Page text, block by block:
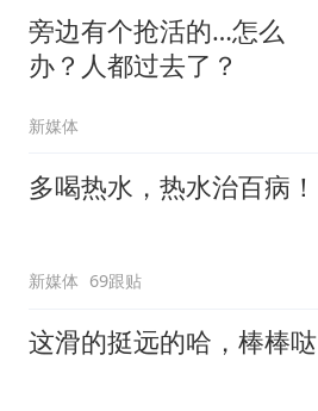
旁边有个抢活的…怎么
办？人都过去了？
新媒体
多喝热水，热水治百病！
新媒体 69跟贴
这滑的挺远的哈，棒棒哒